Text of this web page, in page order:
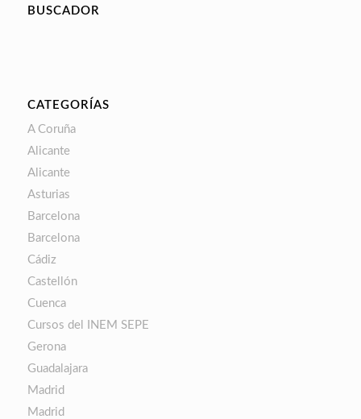
BUSCADOR
CATEGORÍAS
A Coruña
Alicante
Alicante
Asturias
Barcelona
Barcelona
Cádiz
Castellón
Cuenca
Cursos del INEM SEPE
Gerona
Guadalajara
Madrid
Madrid